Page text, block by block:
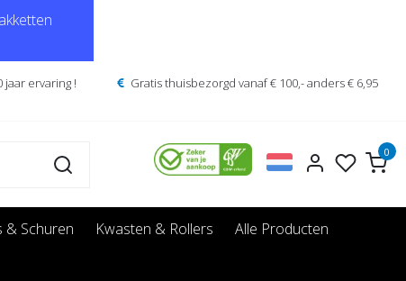
jaar ervaring ! Gratis thuisbezorgd vanaf € 100,- anders € 6,95
0
& Schuren Kwasten & Rollers Alle Producten